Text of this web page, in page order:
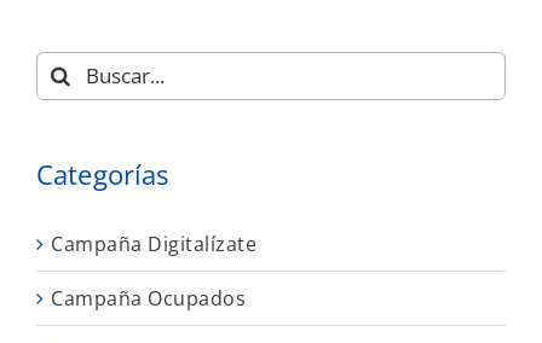
Buscar:
Categorías
Campaña Digitalízate
Campaña Ocupados